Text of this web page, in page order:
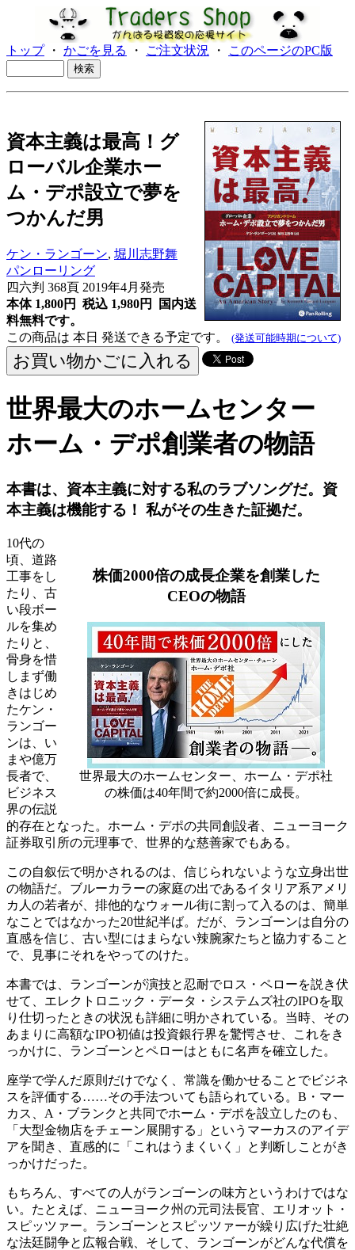
トップ・ かごを見る ・ ご注文状況 ・ このページのPC版
資本主義は最高！グ
ローバル企業ホー
ム・デポ設立で夢を
つかんだ男
ケン・ランゴーン, 堀川志野舞
パンローリング
四六判 368頁 2019年4月発売
本体 1,800円 税込 1,980円
国内送
料無料です。
この商品は 本日 発送できる予定です。 (発送可能時期について)
世界最大のホームセンター
ホーム・デポ創業者の物語
本書は、資本主義に対する私のラブソングだ。資
本主義は機能する！ 私がその生きた証拠だ。
株価2000倍の成長企業を創業した
CEOの物語
世界最大のホームセンター、ホーム・デポ社
の株価は40年間で約2000倍に成長。
10代の
頃、道路
工事をし
たり、古
い段ボー
ルを集め
たりと、
骨身を惜
しまず働
きはじめ
たケン・
ランゴー
ンは、い
まや億万
長者で、
ビジネス
界の伝説
的存在となった。ホーム・デポの共同創設者、ニューヨーク
証券取引所の元理事で、世界的な慈善家でもある。
この自叙伝で明かされるのは、信じられないような立身出世
の物語だ。ブルーカラーの家庭の出であるイタリア系アメリ
カ人の若者が、排他的なウォール街に割って入るのは、簡単
なことではなかった20世紀半ば。だが、ランゴーンは自分の
直感を信じ、古い型にはまらない辣腕家たちと協力すること
で、見事にそれをやってのけた。
本書では、ランゴーンが演技と忍耐でロス・ペローを説き伏
せて、エレクトロニック・データ・システムズ社のIPOを取
り仕切ったときの状況も詳細に明かされている。当時、その
あまりに高額なIPO初値は投資銀行界を驚愕させ、これをき
っかけに、ランゴーンとペローはともに名声を確立した。
座学で学んだ原則だけでなく、常識を働かせることでビジネ
スを評価する……その手法ついても語られている。B・マー
カス、A・ブランクと共同でホーム・デポを設立したのも、
「大型金物店をチェーン展開する」というマーカスのアイデ
アを聞き、直感的に「これはうまくいく」と判断しことがき
っかけだった。
もちろん、すべての人がランゴーンの味方というわけではな
い。たとえば、ニューヨーク州の元司法長官、エリオット・
スピッツァー。ランゴーンとスピッツァーが繰り広げた壮絶
な法廷闘争と広報合戦、そして、ランゴーンがどんな代償を